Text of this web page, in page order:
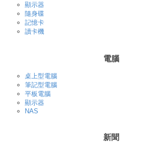
顯示器
隨身碟
記憶卡
讀卡機
電腦
桌上型電腦
筆記型電腦
平板電腦
顯示器
NAS
新聞